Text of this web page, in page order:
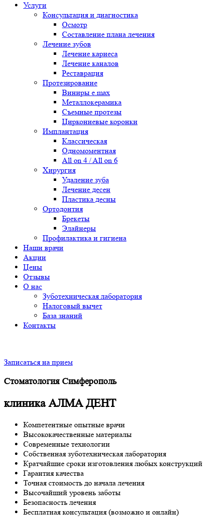
Услуги
Консультация и диагностика
Осмотр
Составление плана лечения
Лечение зубов
Лечение кариеса
Лечение каналов
Реставрация
Протезирование
Виниры e.max
Металлокерамика
Съемные протезы
Циркониевые коронки
Имплантация
Классическая
Одномоментная
All on 4 / All on 6
Хирургия
Удаление зуба
Лечение десен
Пластика десны
Ортодонтия
Брекеты
Элайнеры
Профилактика и гигиена
Наши врачи
Акции
Цены
Отзывы
О нас
Зуботехническая лаборатория
Налоговый вычет
База знаний
Контакты
Записаться на прием
Стоматология Симферополь
клиника АЛМА ДЕНТ
Компетентные опытные врачи
Высококачественные материалы
Современные технологии
Собственная зуботехническая лаборатория
Кратчайшие сроки изготовления любых конструкций
Гарантия качества
Точная стоимость до начала лечения
Высочайший уровень заботы
Безопасность лечения
Бесплатная консультация (возможно и онлайн)